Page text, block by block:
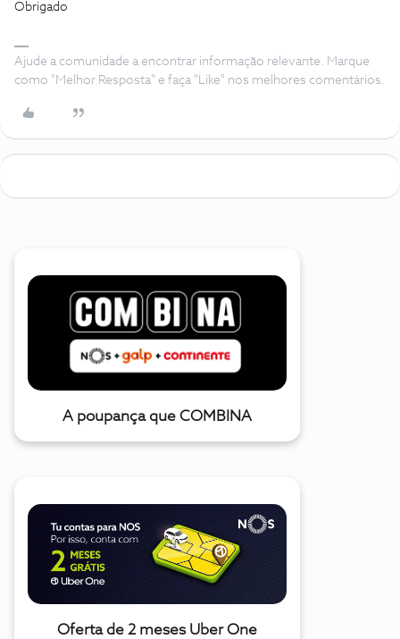
Obrigado
Ajude a comunidade a encontrar informação relevante. Marque
como "Melhor Resposta" e faça "Like" nos melhores comentários.
A poupança que COMBINA
Oferta de 2 meses Uber One